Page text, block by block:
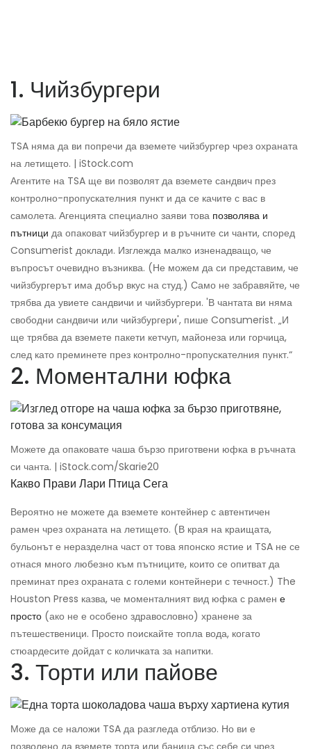
1. Чийзбургери
TSA няма да ви попречи да вземете чийзбургер чрез охраната
на летището. | iStock.com
Агентите на TSA ще ви позволят да вземете сандвич през
контролно-пропускателния пункт и да се качите с вас в
самолета. Агенцията специално заяви това позволява и
пътници да опаковат чийзбургер и в ръчните си чанти, според
Consumerist доклади. Изглежда малко изненадващо, че
въпросът очевидно възниква. (Не можем да си представим, че
чийзбургерът има добър вкус на студ.) Само не забравяйте, че
трябва да увиете сандвичи и чийзбургери. 'В чантата ви няма
свободни сандвичи или чийзбургери', пише Consumerist. „И
ще трябва да вземете пакети кетчуп, майонеза или горчица,
след като преминете през контролно-пропускателния пункт.“
2. Моментални юфка
Можете да опаковате чаша бързо приготвени юфка в ръчната
си чанта. | iStock.com/Skarie20
Какво Прави Лари Птица Сега
Вероятно не можете да вземете контейнер с автентичен
рамен чрез охраната на летището. (В края на краищата,
бульонът е неразделна част от това японско ястие и TSA не се
отнася много любезно към пътниците, които се опитват да
преминат през охраната с големи контейнери с течност.) The
Houston Press казва, че моменталният вид юфка с рамен е
просто (ако не е особено здравословно) хранене за
пътешественици. Просто поискайте топла вода, когато
стюардесите дойдат с количката за напитки.
3. Торти или пайове
Може да се наложи TSA да разгледа отблизо. Но ви е